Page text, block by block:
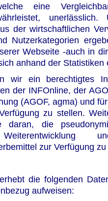
eine
unerlässlich.
der wirtschaftlichen
Nutzerkategorien
Webseite -auch in
anhand der Statistiken
wir ein berechtigtes
der INFOnline, der
(AGOF, agma) und
zu stellen.
daran, die
zur Verfügung
die folgenden
aufweisen: